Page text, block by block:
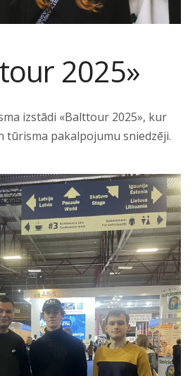
2025»
izstādi «Balttour 2025», kur
tūrisma pakalpojumu sniedzēji.